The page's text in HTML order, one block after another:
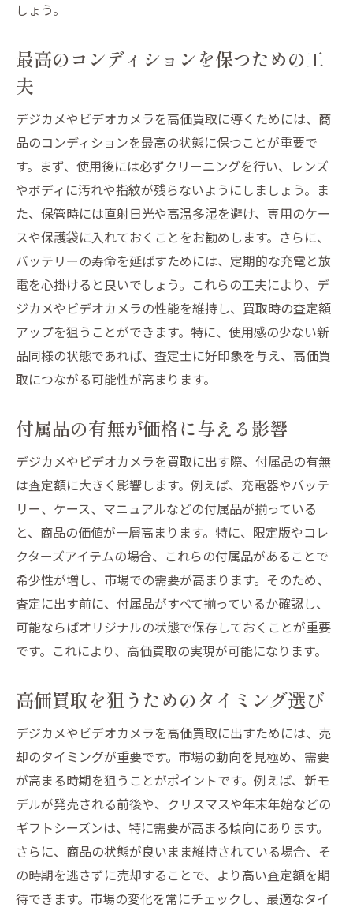
しょう。
最高のコンディションを保つための工
夫
デジカメやビデオカメラを高価買取に導くためには、商
品のコンディションを最高の状態に保つことが重要で
す。まず、使用後には必ずクリーニングを行い、レンズ
やボディに汚れや指紋が残らないようにしましょう。ま
た、保管時には直射日光や高温多湿を避け、専用のケー
スや保護袋に入れておくことをお勧めします。さらに、
バッテリーの寿命を延ばすためには、定期的な充電と放
電を心掛けると良いでしょう。これらの工夫により、デ
ジカメやビデオカメラの性能を維持し、買取時の査定額
アップを狙うことができます。特に、使用感の少ない新
品同様の状態であれば、査定士に好印象を与え、高価買
取につながる可能性が高まります。
付属品の有無が価格に与える影響
デジカメやビデオカメラを買取に出す際、付属品の有無
は査定額に大きく影響します。例えば、充電器やバッテ
リー、ケース、マニュアルなどの付属品が揃っている
と、商品の価値が一層高まります。特に、限定版やコレ
クターズアイテムの場合、これらの付属品があることで
希少性が増し、市場での需要が高まります。そのため、
査定に出す前に、付属品がすべて揃っているか確認し、
可能ならばオリジナルの状態で保存しておくことが重要
です。これにより、高価買取の実現が可能になります。
高価買取を狙うためのタイミング選び
デジカメやビデオカメラを高価買取に出すためには、売
却のタイミングが重要です。市場の動向を見極め、需要
が高まる時期を狙うことがポイントです。例えば、新モ
デルが発売される前後や、クリスマスや年末年始などの
ギフトシーズンは、特に需要が高まる傾向にあります。
さらに、商品の状態が良いまま維持されている場合、そ
の時期を逃さずに売却することで、より高い査定額を期
待できます。市場の変化を常にチェックし、最適なタイ